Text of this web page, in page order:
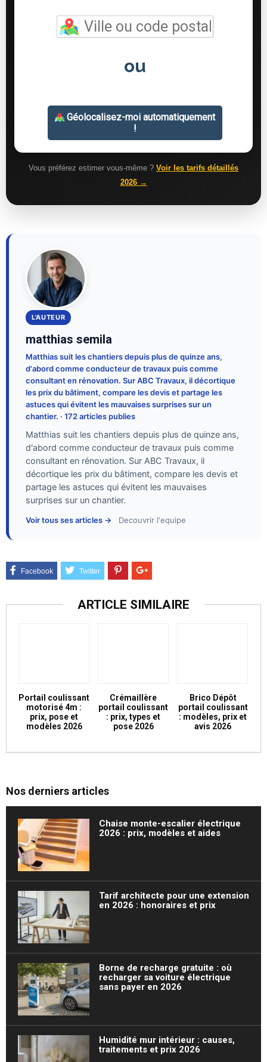
Vous préférez estimer vous-même ? Voir les tarifs détaillés
2026 →
L'AUTEUR
matthias semila
Matthias suit les chantiers depuis plus de quinze ans,
d'abord comme conducteur de travaux puis comme
consultant en rénovation. Sur ABC Travaux, il décortique
les prix du bâtiment, compare les devis et partage les
astuces qui évitent les mauvaises surprises sur un
chantier. · 172 articles publies
Matthias suit les chantiers depuis plus de quinze ans,
d'abord comme conducteur de travaux puis comme
consultant en rénovation. Sur ABC Travaux, il
décortique les prix du bâtiment, compare les devis et
partage les astuces qui évitent les mauvaises
surprises sur un chantier.
Voir tous ses articles → Decouvrir l'equipe
ARTICLE SIMILAIRE
Portail coulissant
motorisé 4m :
prix, pose et
modèles 2026
Crémaillère
portail coulissant
: prix, types et
pose 2026
Brico Dépôt
portail coulissant
: modèles, prix et
avis 2026
Nos derniers articles
Chaise monte-escalier électrique
2026 : prix, modèles et aides
Tarif architecte pour une extension
en 2026 : honoraires et prix
Borne de recharge gratuite : où
recharger sa voiture électrique
sans payer en 2026
Humidité mur intérieur : causes,
traitements et prix 2026